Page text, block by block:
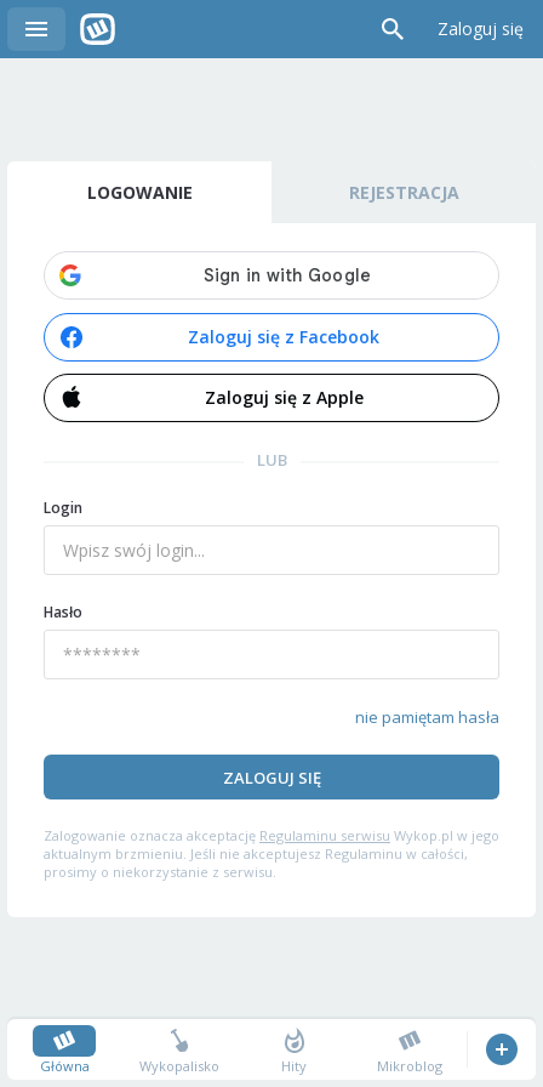
Zaloguj się
LOGOWANIE REJESTRACJA
Zaloguj się z Facebook
Zaloguj się z Apple
LUB
Login
Hasło
nie pamiętam hasła
ZALOGUJ SIĘ
Zalogowanie oznacza akceptację Regulaminu serwisu Wykop.pl w jego
aktualnym brzmieniu. Jeśli nie akceptujesz Regulaminu w całości,
prosimy o niekorzystanie z serwisu.
Główna Wykopalisko Hity Mikroblog